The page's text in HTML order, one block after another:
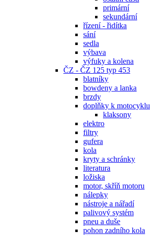
primární
sekundární
řízení - řidítka
sání
sedla
výbava
výfuky a kolena
ČZ - ČZ 125 typ 453
blatníky
bowdeny a lanka
brzdy
doplňky k motocyklu
klaksony
elektro
filtry
gufera
kola
kryty a schránky
literatura
ložiska
motor, skříň motoru
nálepky
nástroje a nářadí
palivový systém
pneu a duše
pohon zadního kola